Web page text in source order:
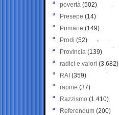
povertà (502)
Presepe (14)
Primarie (149)
Prodi (52)
Provincia (139)
radici e valori (3.682)
RAI (359)
rapine (37)
Razzismo (1.410)
Referendum (200)